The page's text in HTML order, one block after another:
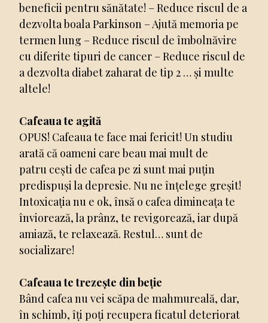
beneficii pentru sănătate! – Reduce riscul de a
dezvolta boala Parkinson – Ajută memoria pe
termen lung – Reduce riscul de îmbolnăvire
cu diferite tipuri de cancer – Reduce riscul de
a dezvolta diabet zaharat de tip 2 … și multe
altele!
Cafeaua te agită
OPUS! Cafeaua te face mai fericit! Un studiu
arată că oameni care beau mai mult de
patru cești de cafea pe zi sunt mai puțin
predispuși la depresie. Nu ne înțelege greșit!
Intoxicația nu e ok, însă o cafea dimineața te
înviorează, la prânz, te revigorează, iar după
amiază, te relaxează. Restul… sunt de
socializare!
Cafeaua te trezește din beție
Bând cafea nu vei scăpa de mahmureală, dar,
în schimb, îți poți recupera ficatul deteriorat